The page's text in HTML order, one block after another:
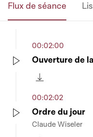
Flux de séance
00:02:00
Ouverture de
00:02:02
Ordre du jour
Claude Wiseler